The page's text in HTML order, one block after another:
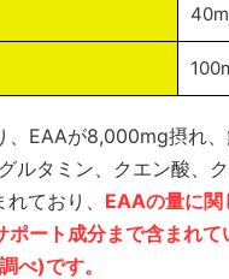
、EAAが8,000mg摂れ
ルタミン、クエン酸、
ており、 EAAの量に関
ポート成分まで含まれて
べ)です。